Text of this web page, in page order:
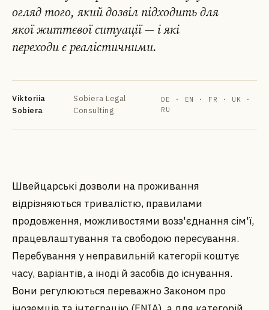
огляд того, який дозвіл підходить для
якої життєвої ситуації — і які
переходи є реалістичними.
Viktoriia
Sobiera
Sobiera Legal
Consulting
DE · EN · FR · UK ·
RU
Швейцарські дозволи на проживання
відрізняються тривалістю, правилами
продовження, можливостями возз'єднання сім'ї,
працевлаштування та свободою пересування.
Перебування у неправильній категорії коштує
часу, варіантів, а іноді й засобів до існування.
Вони регулюються переважно Законом про